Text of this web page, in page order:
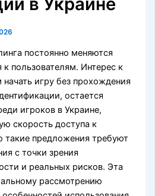
постоянно меняются
к пользователям. Интерес к
игру без прохождения
остается
игроков в Украине,
скорость доступа к
такие предложения требуют
с точки зрения
и реальных рисков. Эта
рассмотрению